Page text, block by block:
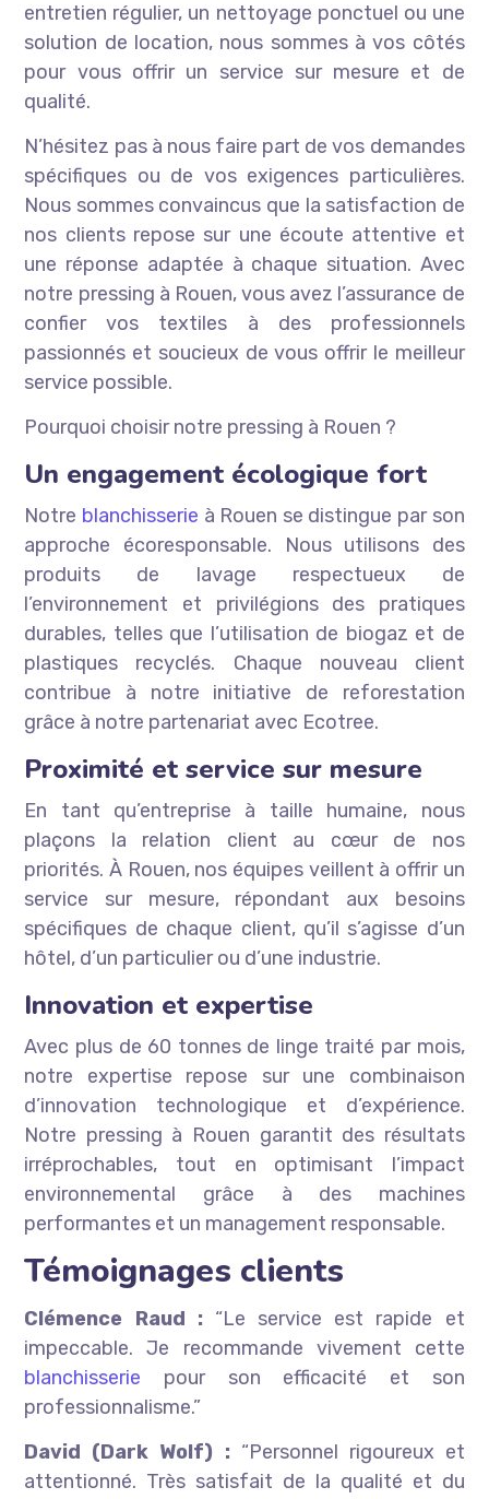
entretien régulier, un nettoyage ponctuel ou une
solution de location, nous sommes à vos côtés
pour vous offrir un service sur mesure et de
qualité.
N’hésitez pas à nous faire part de vos demandes
spécifiques ou de vos exigences particulières.
Nous sommes convaincus que la satisfaction de
nos clients repose sur une écoute attentive et
une réponse adaptée à chaque situation. Avec
notre pressing à Rouen, vous avez l’assurance de
confier vos textiles à des professionnels
passionnés et soucieux de vous offrir le meilleur
service possible.
Pourquoi choisir notre pressing à Rouen ?
Un engagement écologique fort
Notre blanchisserie à Rouen se distingue par son
approche écoresponsable. Nous utilisons des
produits de lavage respectueux de
l’environnement et privilégions des pratiques
durables, telles que l’utilisation de biogaz et de
plastiques recyclés. Chaque nouveau client
contribue à notre initiative de reforestation
grâce à notre partenariat avec Ecotree.
Proximité et service sur mesure
En tant qu’entreprise à taille humaine, nous
plaçons la relation client au cœur de nos
priorités. À Rouen, nos équipes veillent à offrir un
service sur mesure, répondant aux besoins
spécifiques de chaque client, qu’il s’agisse d’un
hôtel, d’un particulier ou d’une industrie.
Innovation et expertise
Avec plus de 60 tonnes de linge traité par mois,
notre expertise repose sur une combinaison
d’innovation technologique et d’expérience.
Notre pressing à Rouen garantit des résultats
irréprochables, tout en optimisant l’impact
environnemental grâce à des machines
performantes et un management responsable.
Témoignages clients
Clémence Raud :“Le service est rapide et
impeccable. Je recommande vivement cette
blanchisserie pour son efficacité et son
professionnalisme.”
David (Dark Wolf) :“Personnel rigoureux et
attentionné. Très satisfait de la qualité et du